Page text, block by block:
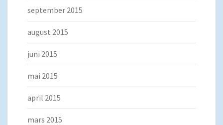
september 2015
august 2015
juni 2015
mai 2015
april 2015
mars 2015